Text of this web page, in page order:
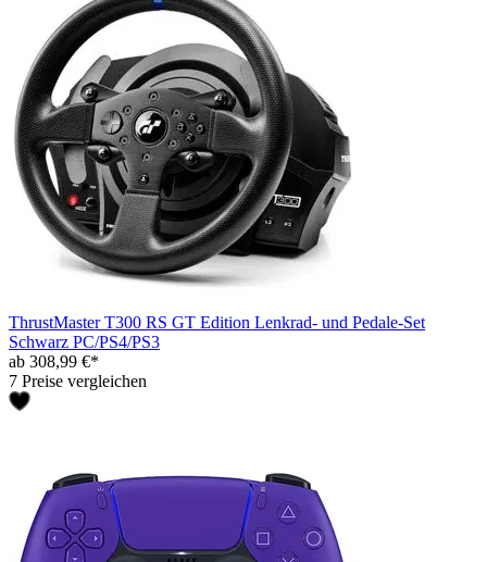
ThrustMaster T300 RS GT Edition Lenkrad- und Pedale-Set
Schwarz PC/PS4/PS3
ab 308,99 €*
7 Preise vergleichen